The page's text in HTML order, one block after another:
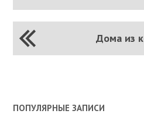
Дома из
ПОПУЛЯРНЫЕ ЗАПИСИ